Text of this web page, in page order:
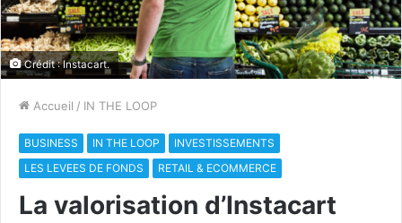
Crédit : Instacart.
Accueil / IN THE LOOP
BUSINESS IN THE LOOP
INVESTISSEMENTS
LES LEVEES DE FONDS
RETAIL & ECOMMERCE
La valorisation d’Instacart